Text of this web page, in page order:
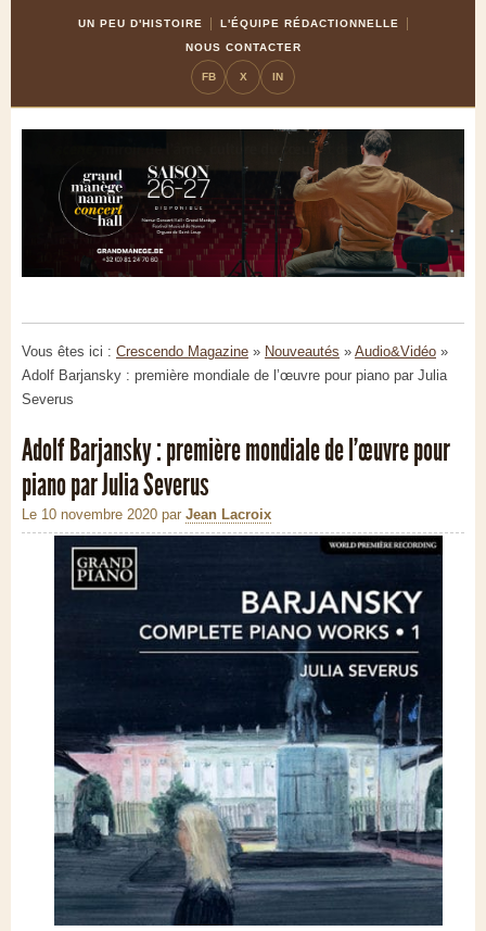
UN PEU D'HISTOIRE
L'ÉQUIPE RÉDACTIONNELLE
NOUS CONTACTER
FB X IN
Vous êtes ici : Crescendo Magazine » Nouveautés » Audio&Vidéo »
Adolf Barjansky : première mondiale de l’œuvre pour piano par Julia
Severus
Adolf Barjansky : première mondiale de l’œuvre pour
piano par Julia Severus
Le 10 novembre 2020 par Jean Lacroix